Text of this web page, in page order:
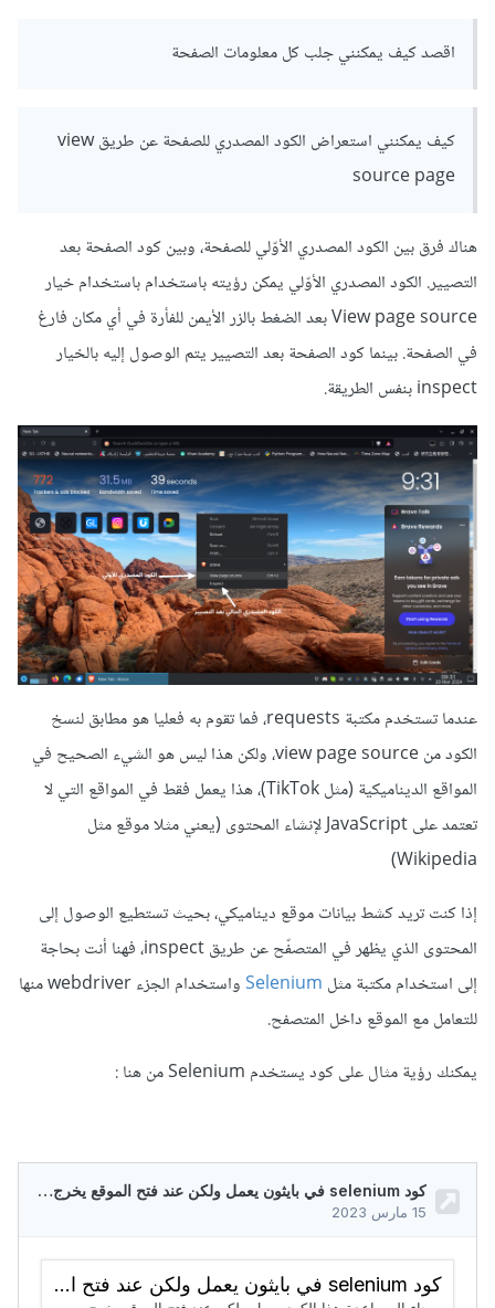
اقصد كيف يمكنني جلب كل معلومات الصفحة
كيف يمكنني استعراض الكود المصدري للصفحة عن طريق view
source page
هناك فرق بين الكود المصدري الأوّلي للصفحة، وبين كود الصفحة بعد
التصيير. الكود المصدري الأوّلي يمكن رؤيته باستخدام باستخدام خيار
View page source بعد الضغط بالزر الأيمن للفأرة في أي مكان فارغ
في الصفحة. بينما كود الصفحة بعد التصيير يتم الوصول إليه بالخيار
inspect بنفس الطريقة.
عندما تستخدم مكتبة requests، فما تقوم به فعليا هو مطابق لنسخ
الكود من view page source، ولكن هذا ليس هو الشيء الصحيح في
المواقع الديناميكية (مثل TikTok)، هذا يعمل فقط في المواقع التي لا
تعتمد على JavaScript لإنشاء المحتوى (يعني مثلا موقع مثل
Wikipedia)
إذا كنت تريد كشط بيانات موقع ديناميكي، بحيث تستطيع الوصول إلى
المحتوى الذي يظهر في المتصفّح عن طريق inspect، فهنا أنت بحاجة
إلى استخدام مكتبة مثل Selenium
واستخدام الجزء webdriver منها
للتعامل مع الموقع داخل المتصفح.
يمكنك رؤية مثال على كود يستخدم Selenium من هنا